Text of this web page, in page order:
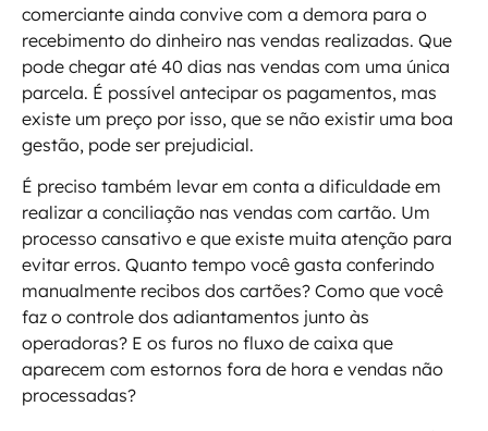
comerciante ainda convive com a demora para o
recebimento do dinheiro nas vendas realizadas. Que
pode chegar até 40 dias nas vendas com uma única
parcela. É possível antecipar os pagamentos, mas
existe um preço por isso, que se não existir uma boa
gestão, pode ser prejudicial.
É preciso também levar em conta a dificuldade em
realizar a conciliação nas vendas com cartão. Um
processo cansativo e que existe muita atenção para
evitar erros. Quanto tempo você gasta conferindo
manualmente recibos dos cartões? Como que você
faz o controle dos adiantamentos junto às
operadoras? E os furos no fluxo de caixa que
aparecem com estornos fora de hora e vendas não
processadas?